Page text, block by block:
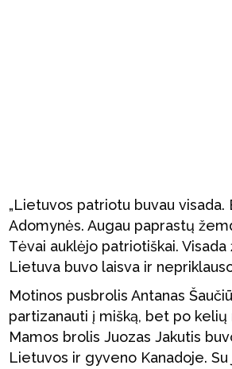
„Lietuvos patriotu buvau visada.
Adomynės. Augau paprastų
Tėvai auklėjo patriotiškai. Visada
Lietuva buvo laisva ir
Motinos pusbrolis Antanas
partizanauti į mišką, bet po kelių
Mamos brolis Juozas Jakutis
Lietuvos ir gyveno Kanadoje.